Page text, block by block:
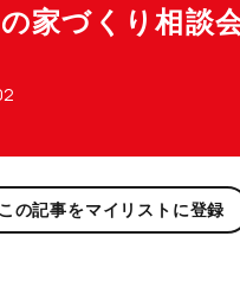
家づくり相談
この記事をマイリストに登録